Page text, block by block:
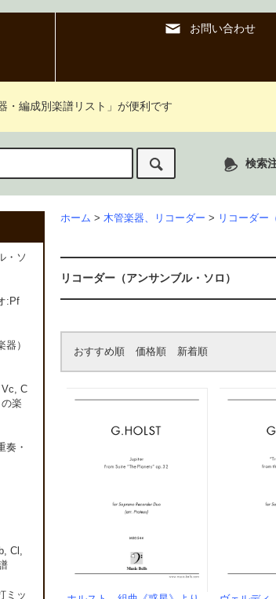
お問い合わせ
器・編成別楽譜リスト」が便利です
検索
ホーム > 木管楽器、リコーダー > リコーダー
リコーダー（アンサンブル・ソロ）
おすすめ順 価格順 新着順
・ソ
:Pf
）
Vc, C
楽
奏・
Cl,
ミッ